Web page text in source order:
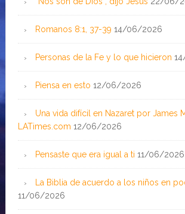
Romanos 8:1, 37-39 14/06/2026
Personas de la Fe y lo que hicieron
Piensa en esto 12/06/2026
Una vida difícil en Nazaret por James
LATimes.com 12/06/2026
Pensaste que era igual a ti 11/06/2026
La Biblia de acuerdo a los niños en
11/06/2026